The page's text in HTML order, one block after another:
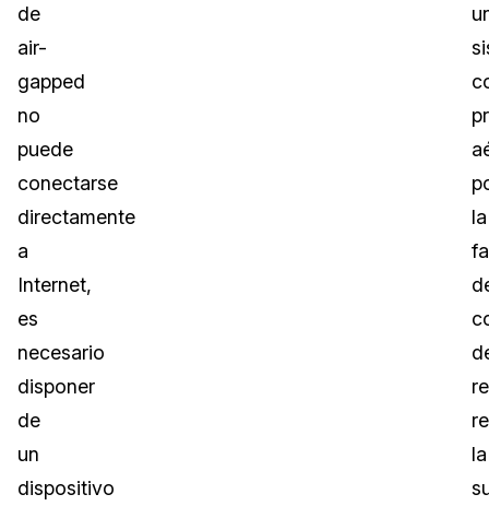
de
air-
gapped
no
puede
conectarse
directamente
a
Internet,
es
necesario
disponer
de
un
dispositivo
la
la